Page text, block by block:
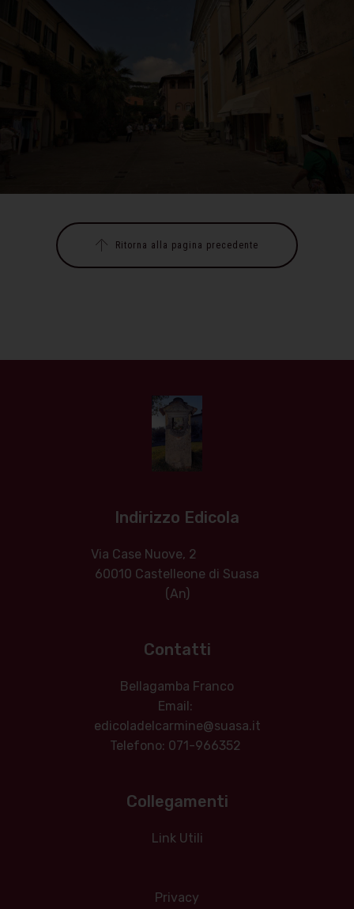
Ritorna alla pagina precedente
Indirizzo Edicola
Via Case Nuove, 2
60010 Castelleone di Suasa
(An)
Contatti
Bellagamba Franco
Email:
edicoladelcarmine@suasa.it
Telefono: 071-966352
Collegamenti
Link Utili
Privacy